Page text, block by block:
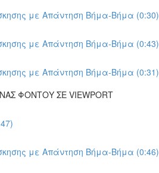
με Απάντηση Βήμα-Βήμα (0:30)
με Απάντηση Βήμα-Βήμα (0:43)
με Απάντηση Βήμα-Βήμα (0:31)
ΦΟΝΤΟΥ ΣΕ VIEWPORT
με Απάντηση Βήμα-Βήμα (0:46)